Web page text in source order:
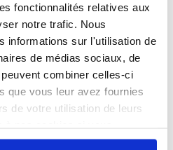
fonctionnalités relatives aux
notre trafic. Nous
informations sur l'utilisation de
de médias sociaux, de
combiner celles-ci
que vous leur avez fournies
de votre utilisation de leurs
Web.
: